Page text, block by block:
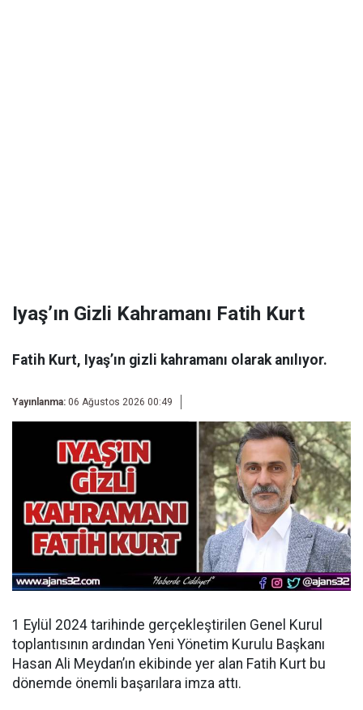
Iyaş’ın Gizli Kahramanı Fatih Kurt
Fatih Kurt, Iyaş’ın gizli kahramanı olarak anılıyor.
Yayınlanma: 06 Ağustos 2026 00:49
1 Eylül 2024 tarihinde gerçekleştirilen Genel Kurul
toplantısının ardından Yeni Yönetim Kurulu Başkanı
Hasan Ali Meydan’ın ekibinde yer alan Fatih Kurt bu
dönemde önemli başarılara imza attı.